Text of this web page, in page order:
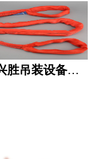
江苏兴胜吊装设备有限公司运作模式